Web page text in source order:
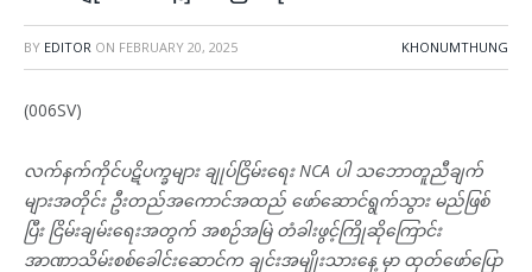
BY EDITOR ON FEBRUARY 20, 2025 KHONUMTHUNG
(006SV)
လက်နက်ကိုင်ပဋိပက္ခများ ချုပ်ငြိမ်းရေး NCA ပါ သဘောတူညီချက်
များအတိုင်း ဦးတည်အကောင်အထည် ဖော်ဆောင်ရွက်သွား မည်ဖြစ်
ပြီး ငြိမ်းချမ်းရေးအတွက် အစဉ်အမြဲ တံခါးဖွင့်ကြိုဆိုကြောင်း
အာဏာသိမ်းစစ်ခေါင်းဆောင်က ချင်းအမျိုးသားနေ့ မှာ ထုတ်ဖော်ပြော